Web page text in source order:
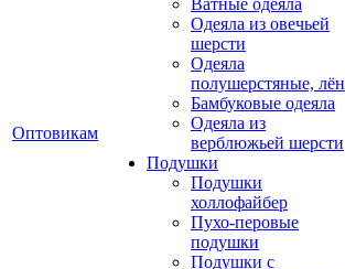
Оптовикам
Ватные одеяла
Одеяла из овечьей
шерсти
Одеяла
полушерстяные, лён
Бамбуковые одеяла
Одеяла из
верблюжьей шерсти
Подушки
Подушки
холлофайбер
Пухо-перовые
подушки
Подушки с